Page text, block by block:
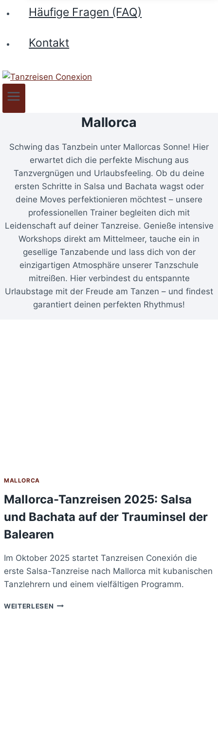
Häufige Fragen (FAQ)
Kontakt
Mallorca
Schwing das Tanzbein unter Mallorcas Sonne! Hier
erwartet dich die perfekte Mischung aus
Tanzvergnügen und Urlaubsfeeling. Ob du deine
ersten Schritte in Salsa und Bachata wagst oder
deine Moves perfektionieren möchtest – unsere
professionellen Trainer begleiten dich mit
Leidenschaft auf deiner Tanzreise. Genieße intensive
Workshops direkt am Mittelmeer, tauche ein in
gesellige Tanzabende und lass dich von der
einzigartigen Atmosphäre unserer Tanzschule
mitreißen. Hier verbindest du entspannte
Urlaubstage mit der Freude am Tanzen – und findest
garantiert deinen perfekten Rhythmus!
MALLORCA
Mallorca-Tanzreisen 2025: Salsa
und Bachata auf der Trauminsel der
Balearen
Im Oktober 2025 startet Tanzreisen Conexión die
erste Salsa-Tanzreise nach Mallorca mit kubanischen
Tanzlehrern und einem vielfältigen Programm.
WEITERLESEN MALLORCA-